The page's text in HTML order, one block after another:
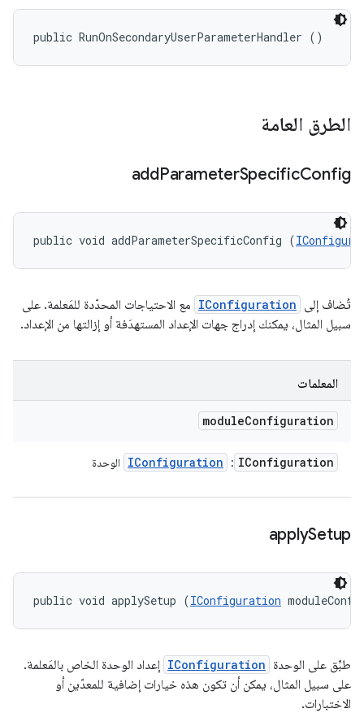
public RunOnSecondaryUserParameterHandler ()
الطرق العامة
addParameterSpecificConfig
public void addParameterSpecificConfig (
تُضاف إلى IConfiguration مع الاحتياجات المحدّدة للمَعلمة. على
سبيل المثال، يمكنك إدراج جهات الإعداد المستهدَفة أو إزالتها من الإعداد.
المعلمات
moduleConfiguration
IConfiguration
:
IConfiguration الوحدة
applySetup
public void applySetup (IConfiguration
طبِّق على الوحدة IConfiguration إعداد الوحدة الخاص بالمَعلمة.
على سبيل المثال، يمكن أن تكون هذه خيارات إضافية للمعدّين أو
الاختبارات.